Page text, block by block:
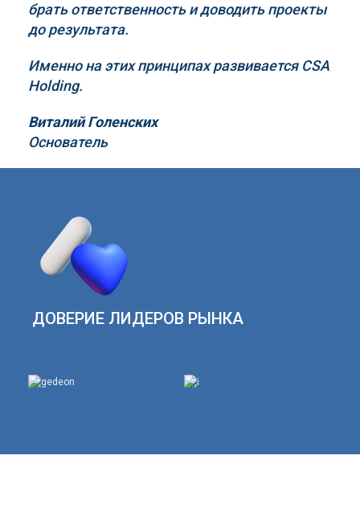
брать ответственность и доводить проекты
до результата.
Именно на этих принципах развивается CSA
Holding.
Виталий Голенских
Основатель
ДОВЕРИЕ ЛИДЕРОВ РЫНКА